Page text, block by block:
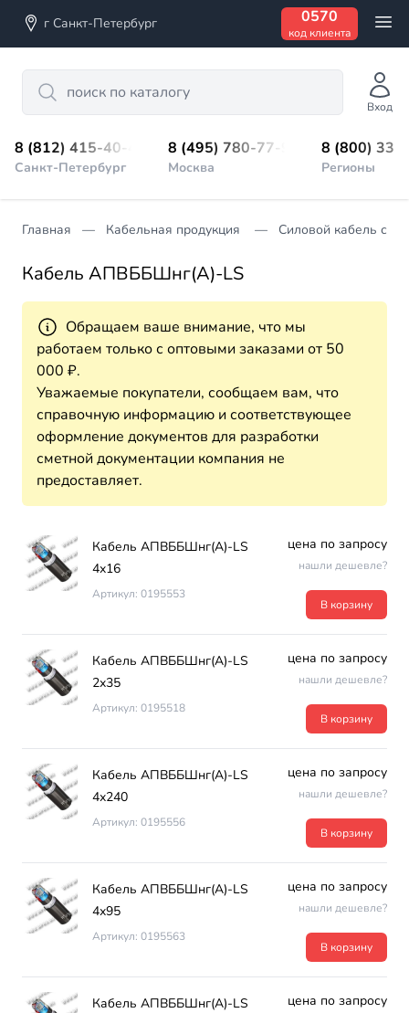
г Санкт-Петербург 0570
код клиента
Search
Вход
8 (812) 415-40-45
Санкт-Петербург
8 (495) 780-77-98
Москва
8 (800)
Регионы
Главная Кабельная продукция Силовой кабель с
Кабель АПВББШнг(A)-LS
Обращаем ваше внимание, что мы
работаем только с оптовыми заказами от 50
000 ₽.
Уважаемые покупатели, сообщаем вам, что
справочную информацию и соответствующее
оформление документов для разработки
сметной документации компания не
предоставляет.
Кабель АПВББШнг(А)-LS
4х16
Артикул: 0195553
цена по запросу
нашли дешевле?
В корзину
Кабель АПВББШнг(А)-LS
2х35
Артикул: 0195518
цена по запросу
нашли дешевле?
В корзину
Кабель АПВББШнг(А)-LS
4х240
Артикул: 0195556
цена по запросу
нашли дешевле?
В корзину
Кабель АПВББШнг(А)-LS
4х95
Артикул: 0195563
цена по запросу
нашли дешевле?
В корзину
Кабель АПВББШнг(А)-LS
цена по запросу